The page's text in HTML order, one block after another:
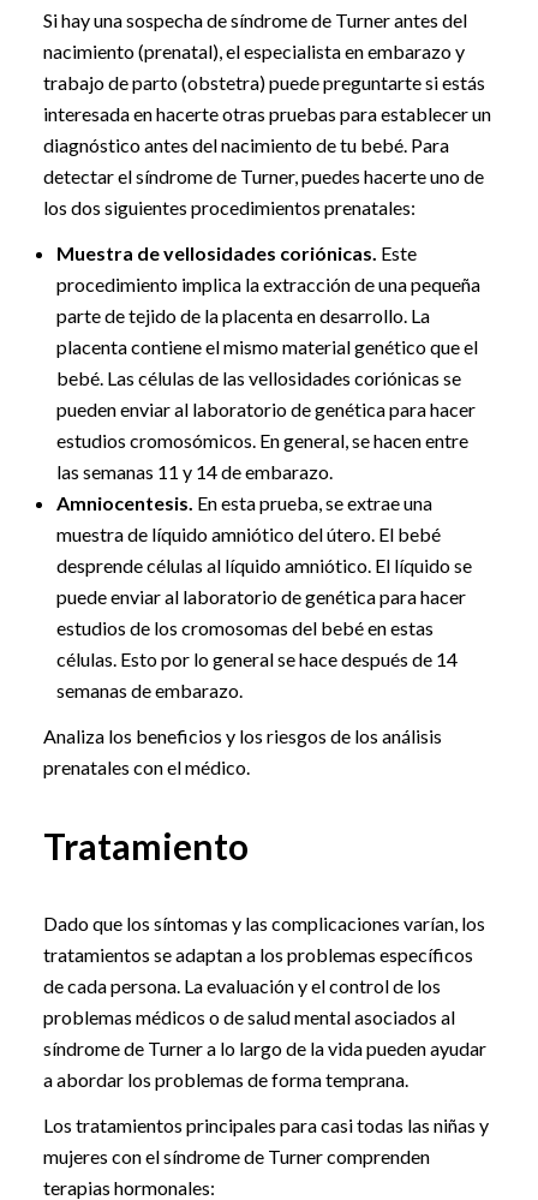
Si hay una sospecha de síndrome de Turner antes del
nacimiento (prenatal), el especialista en embarazo y
trabajo de parto (obstetra) puede preguntarte si estás
interesada en hacerte otras pruebas para establecer un
diagnóstico antes del nacimiento de tu bebé. Para
detectar el síndrome de Turner, puedes hacerte uno de
los dos siguientes procedimientos prenatales:
Muestra de vellosidades coriónicas. Este
procedimiento implica la extracción de una pequeña
parte de tejido de la placenta en desarrollo. La
placenta contiene el mismo material genético que el
bebé. Las células de las vellosidades coriónicas se
pueden enviar al laboratorio de genética para hacer
estudios cromosómicos. En general, se hacen entre
las semanas 11 y 14 de embarazo.
Amniocentesis. En esta prueba, se extrae una
muestra de líquido amniótico del útero. El bebé
desprende células al líquido amniótico. El líquido se
puede enviar al laboratorio de genética para hacer
estudios de los cromosomas del bebé en estas
células. Esto por lo general se hace después de 14
semanas de embarazo.
Analiza los beneficios y los riesgos de los análisis
prenatales con el médico.
Tratamiento
Dado que los síntomas y las complicaciones varían, los
tratamientos se adaptan a los problemas específicos
de cada persona. La evaluación y el control de los
problemas médicos o de salud mental asociados al
síndrome de Turner a lo largo de la vida pueden ayudar
a abordar los problemas de forma temprana.
Los tratamientos principales para casi todas las niñas y
mujeres con el síndrome de Turner comprenden
terapias hormonales: